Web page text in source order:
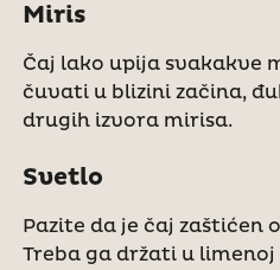
Miris
Čaj lako upija svakakve
čuvati u blizini začina,
drugih izvora mirisa.
Svetlo
Pazite da je čaj zaštićen
Treba ga držati u